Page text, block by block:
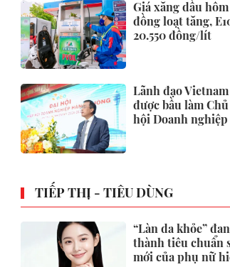
Giá xăng dầu hôm
đồng loạt tăng,
20.550 đồng/lít
Lãnh đạo
được bầu làm
hội Doanh
TIẾP THỊ - TIÊU DÙNG
“Làn da khỏe”
thành tiêu chuẩn
mới của phụ nữ